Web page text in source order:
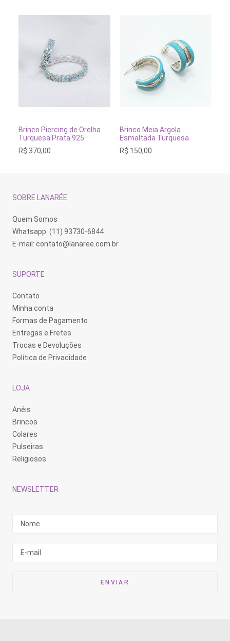
ADICIONAR AO CARRINHO
Brinco Piercing de Orelha
Turquesa Prata 925
R$ 370,00
ADICIONAR AO
Brinco Meia Argola
Esmaltada Turquesa
R$ 150,00
SOBRE LANARÉE
Quem Somos
Whatsapp: (11) 93730-6844
E-mail: contato@lanaree.com.br
SUPORTE
Contato
Minha conta
Formas de Pagamento
Entregas e Fretes
Trocas e Devoluções
Política de Privacidade
LOJA
Anéis
Brincos
Colares
Pulseiras
Religiosos
NEWSLETTER